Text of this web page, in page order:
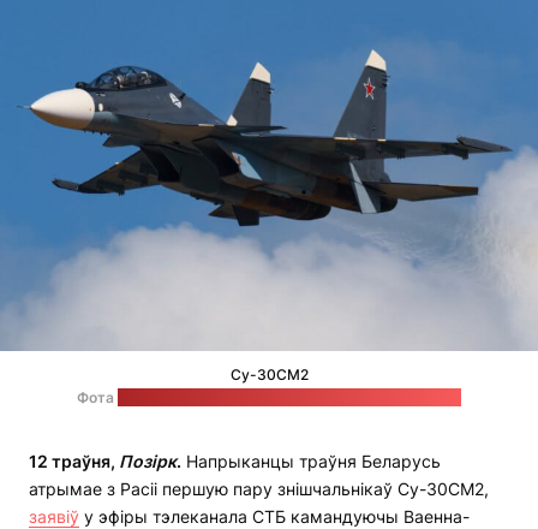
Су-30СМ2
Фота
12 траўня, Позірк. Напрыканцы траўня Беларусь
атрымае з Расіі першую пару знішчальнікаў Су-30СМ2,
заявіў у эфіры тэлеканала СТБ камандуючы Ваенна-